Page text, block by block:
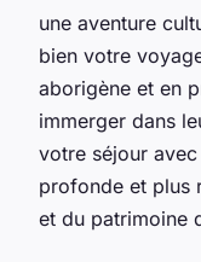
une aventure
bien votre
aborigène et en
immerger dans
votre séjour
profonde et plus
et du patrimoine